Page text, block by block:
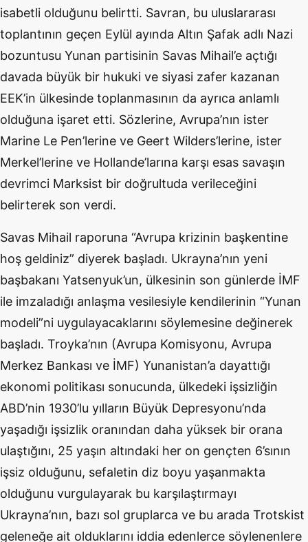
isabetli olduğunu belirtti. Savran, bu uluslararası
toplantının geçen Eylül ayında Altın Şafak adlı Nazi
bozuntusu Yunan partisinin Savas Mihail’e açtığı
davada büyük bir hukuki ve siyasi zafer kazanan
EEK’in ülkesinde toplanmasının da ayrıca anlamlı
olduğuna işaret etti. Sözlerine, Avrupa’nın ister
Marine Le Pen’lerine ve Geert Wilders’lerine, ister
Merkel’lerine ve Hollande’larına karşı esas savaşın
devrimci Marksist bir doğrultuda verileceğini
belirterek son verdi.
Savas Mihail raporuna “Avrupa krizinin başkentine
hoş geldiniz” diyerek başladı. Ukrayna’nın yeni
başbakanı Yatsenyuk’un, ülkesinin son günlerde İMF
ile imzaladığı anlaşma vesilesiyle kendilerinin “Yunan
modeli”ni uygulayacaklarını söylemesine değinerek
başladı. Troyka’nın (Avrupa Komisyonu, Avrupa
Merkez Bankası ve İMF) Yunanistan’a dayattığı
ekonomi politikası sonucunda, ülkedeki işsizliğin
ABD’nin 1930’lu yılların Büyük Depresyonu’nda
yaşadığı işsizlik oranından daha yüksek bir orana
ulaştığını, 25 yaşın altındaki her on gençten 6’sının
işsiz olduğunu, sefaletin diz boyu yaşanmakta
olduğunu vurgulayarak bu karşılaştırmayı
Ukrayna’nın, bazı sol gruplarca ve bu arada Trotskist
geleneğe ait olduklarını iddia edenlerce söylenenlere